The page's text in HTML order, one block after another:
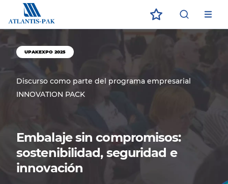
ЗАГРУЗИТЕ В
App Store
App Store
ECOДОСТУПНО В
Google Play
Google Play
UPAKEXPO 2025
Discurso como parte del programa empresarial
INNOVATION PACK
Embalaje sin compromisos:
sostenibilidad, seguridad e
innovación